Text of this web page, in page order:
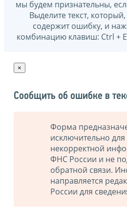
мы будем признательны,
Выделите текст,
содержит ошибку, и
комбинацию клавиш: Ctrl +
×
Сообщить об ошибке в
Форма
исключительно
некорректной
ФНС России и не
обратной связи.
направляется
России для